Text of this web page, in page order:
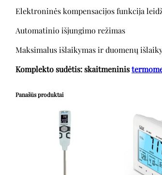
Elektroninės kompensacijos funkcija
Automatinio išjungimo režimas
Maksimalus išlaikymas ir duomenų
Komplekto sudėtis: skaitmeninis
Panašūs produktai